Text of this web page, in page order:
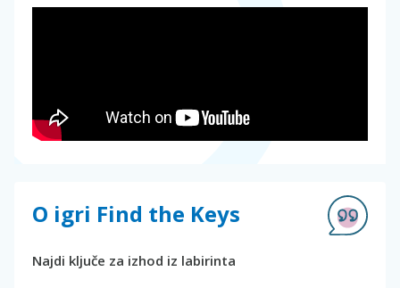
O igri Find the Keys
Najdi ključe za izhod iz labirinta